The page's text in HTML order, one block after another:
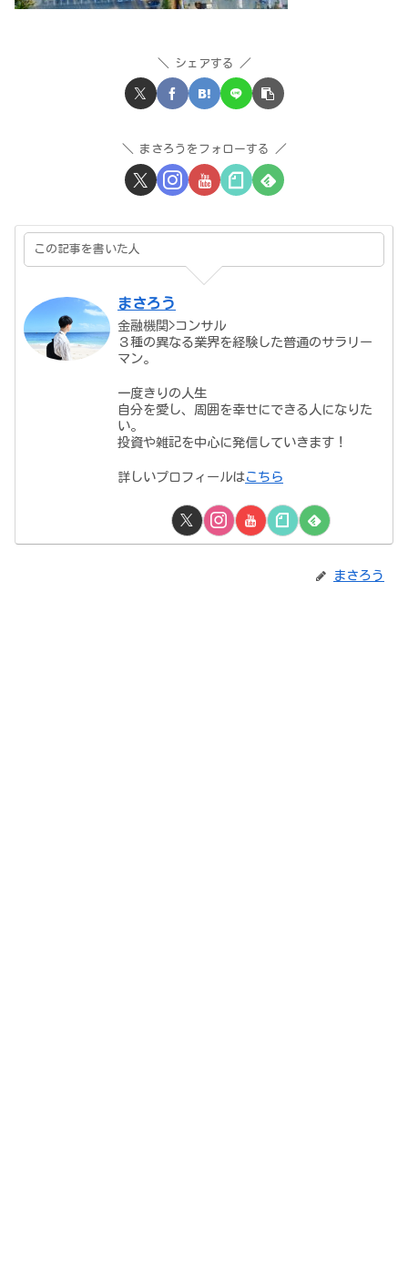
シェアする
まさろうをフォローする
この記事を書いた人
まさろう
金融機関>コンサル
３種の異なる業界を経験した普通のサラリー
マン。
一度きりの人生
自分を愛し、周囲を幸せにできる人になりた
い。
投資や雑記を中心に発信していきます！
詳しいプロフィールはこちら
まさろう